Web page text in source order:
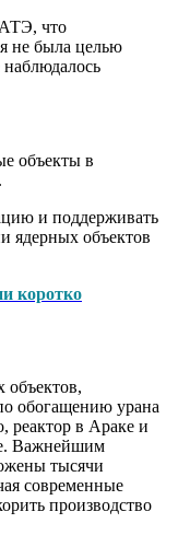
что
не была целью
наблюдалось
объекты в
и поддерживать
ядерных объектов
коротко
объектов,
обогащению урана
реактор в Араке и
Важнейшим
тысячи
современные
производство